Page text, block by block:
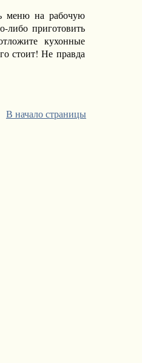
меню на рабочую
либо приготовить
кухонные
стоит! Не правда
В начало страницы